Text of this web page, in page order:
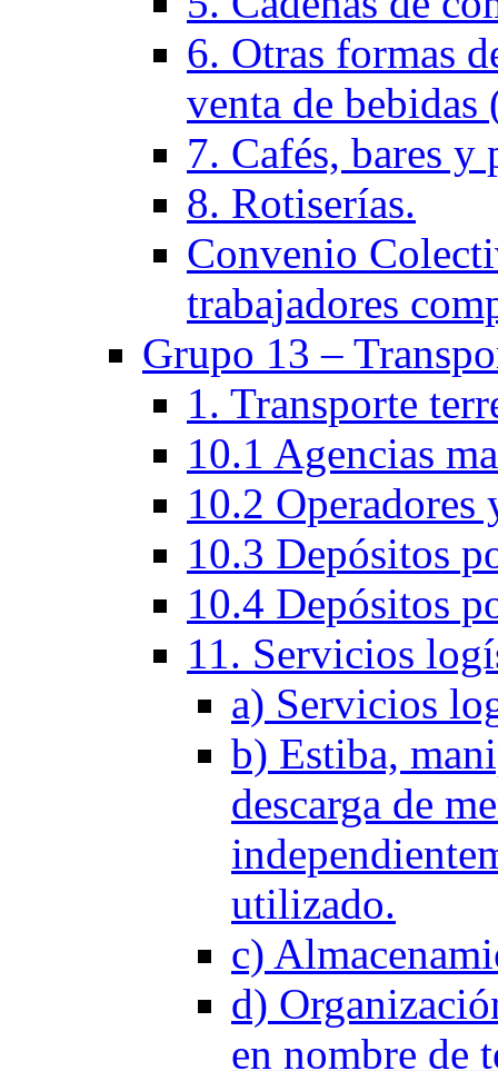
6. Otras formas
venta de bebidas
7. Cafés, bares y
8. Rotiserías.
Convenio
trabajadores
Grupo 13 –
1. Transporte
10.1 Agencias
10.2 Operadores
10.3 Depósitos
10.4 Depósitos
11. Servicios
a) Servicios
b) Estiba,
descarga de
utilizado.
c)
d)
en nombre de